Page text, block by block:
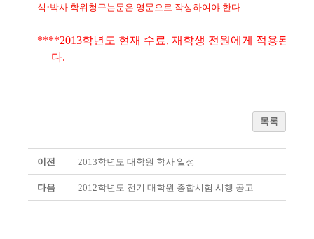
석 ·박사 학위청구논문은 영문으로 작성하여야 한다.
****2013학년도 현재 수료, 재학생 전원에게 적용된
다.
목록
이전 2013학년도 대학원 학사 일정
다음 2012학년도 전기 대학원 종합시험 시행 공고